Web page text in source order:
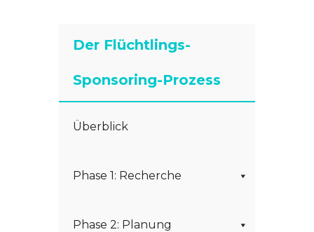
Der Flüchtlings-
Sponsoring-Prozess
Überblick
Phase 1: Recherche
Phase 2: Planung